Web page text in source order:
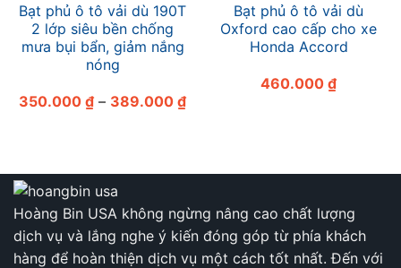
Bạt phủ ô tô vải dù 190T
2 lớp siêu bền chống
mưa bụi bẩn, giảm nắng
nóng
350.000 ₫ – 389.000 ₫Khoảng
389.000 ₫
Bạt phủ ô tô vải dù
Oxford cao cấp cho xe
Honda Accord
460.000 ₫
Hoàng Bin USA không ngừng nâng cao chất lượng
dịch vụ và lắng nghe ý kiến đóng góp từ phía khách
hàng để hoàn thiện dịch vụ một cách tốt nhất. Đến với